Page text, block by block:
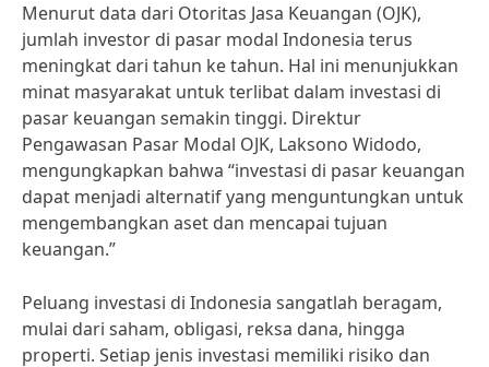
Menurut data dari Otoritas Jasa Keuangan (OJK),
jumlah investor di pasar modal Indonesia terus
meningkat dari tahun ke tahun. Hal ini menunjukkan
minat masyarakat untuk terlibat dalam investasi di
pasar keuangan semakin tinggi. Direktur
Pengawasan Pasar Modal OJK, Laksono Widodo,
mengungkapkan bahwa “investasi di pasar keuangan
dapat menjadi alternatif yang menguntungkan untuk
mengembangkan aset dan mencapai tujuan
keuangan.”
Peluang investasi di Indonesia sangatlah beragam,
mulai dari saham, obligasi, reksa dana, hingga
properti. Setiap jenis investasi memiliki risiko dan